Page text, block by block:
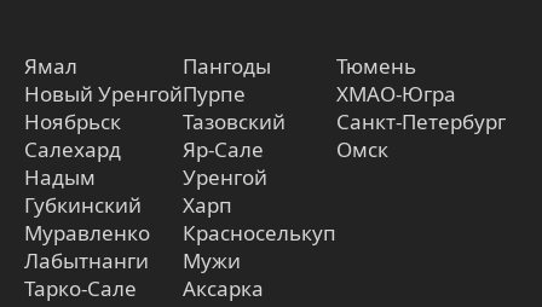
Ямал
Новый Уренгой
Ноябрьск
Салехард
Надым
Губкинский
Муравленко
Лабытнанги
Тарко-Сале
Пангоды
Пурпе
Тазовский
Яр-Сале
Уренгой
Харп
Красноселькуп
Мужи
Аксарка
Тюмень
ХМАО-Югра
Санкт-Петербург
Омск